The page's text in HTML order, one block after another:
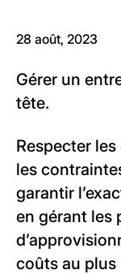
28 août, 2023
Gérer un
tête.
Respecter
les
garantir
en gérant les
coûts au